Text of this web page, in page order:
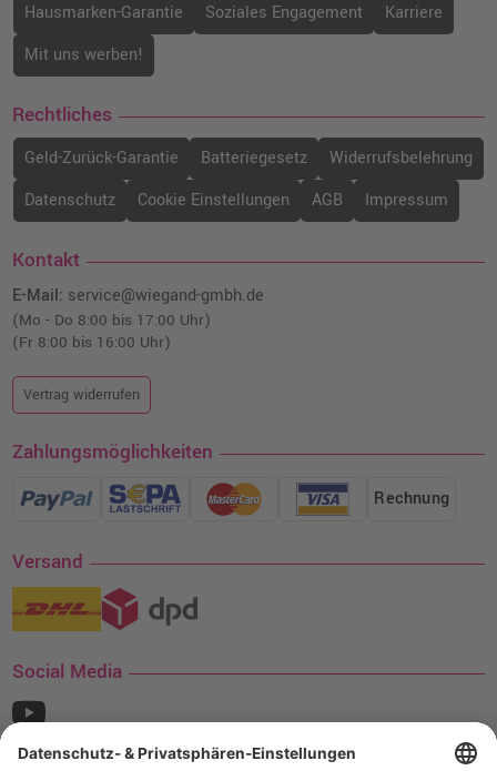
Hausmarken-Garantie
Soziales Engagement
Karriere
Mit uns werben!
Rechtliches
Geld-Zurück-Garantie Batteriegesetz
Widerrufsbelehrung
Datenschutz
Cookie Einstellungen AGB Impressum
Kontakt
E-Mail: service@wiegand-gmbh.de
(Mo - Do 8:00 bis 17:00 Uhr)
(Fr 8:00 bis 16:00 Uhr)
Vertrag widerrufen
Zahlungsmöglichkeiten
Rechnung
Versand
Social Media
¹ Nur gültig für den Versand innerhalb Deutschlands. Befindet sich ein Warenwert